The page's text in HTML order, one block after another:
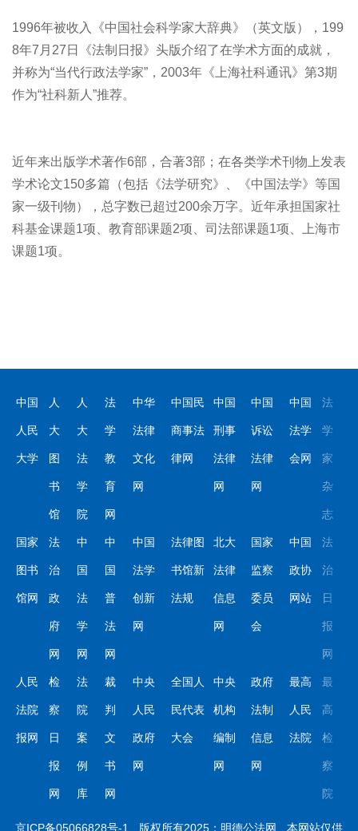
1996年被收入《中国社会科学家大辞典》（英文版），199
8年7月27日《法制日报》头版介绍了在学术方面的成就，
并称为“当代行政法学家”，2003年《上海社科通讯》第3期
作为“社科新人”推荐。
近年来出版学术著作6部，合著3部；在各类学术刊物上发表
学术论文150多篇（包括《法学研究》、《中国法学》等国
家一级刊物），总字数已超过200余万字。近年承担国家社
科基金课题1项、教育部课题2项、司法部课题1项、上海市
课题1项。
中国
人民
大学
人
大
图
书
馆
人
大
法
学
院
法
学
教
育
网
中华
法律
文化
网
中国民
商事法
律网
中国
刑事
法律
网
中国
诉讼
法律
网
中国
法学
会网
法
学
家
杂
志
国家
图书
馆网
法
治
政
府
网
中
国
法
学
网
中
国
普
法
网
中国
法学
创新
网
法律图
书馆新
法规
北大
法律
信息
网
国家
监察
委员
会
中国
政协
网站
法
治
日
报
网
人民
法院
报网
检
察
日
报
网
法
院
案
例
库
裁
判
文
书
网
中央
人民
政府
网
全国人
民代表
大会
中央
机构
编制
网
政府
法制
信息
网
最高
人民
法院
最
高
检
察
院
京ICP备05066828号-1 版权所有2025：明德公法网 本网站仅供